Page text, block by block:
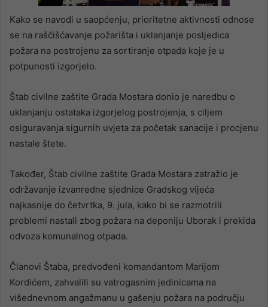
Kako se navodi u saopćenju, prioritetne aktivnosti odnose
se na raščišćavanje požarišta i uklanjanje posljedica
požara na postrojenu za sortiranje otpada koje je u
potpunosti izgorjelo.
Štab civilne zaštite Grada Mostara donio je naredbu o
uklanjanju ostataka izgorjelog postrojenja, s ciljem
osiguravanja sigurnih uvjeta za početak sanacije i procjenu
nastale štete.
Također, Štab civilne zaštite Grada Mostara zatražio je
održavanje izvanredne sjednice Gradskog vijeća
najkasnije do četvrtka, 9. jula, kako bi se razmotrili
problemi nastali zbog požara na deponiju Uborak i prekida
odvoza komunalnog otpada.
Članovi Štaba, predvođeni komandantom Marijom
Kordićem, zahvalili su vatrogasnim jedinicama na
višednevnom angažmanu u gašenju požara na području